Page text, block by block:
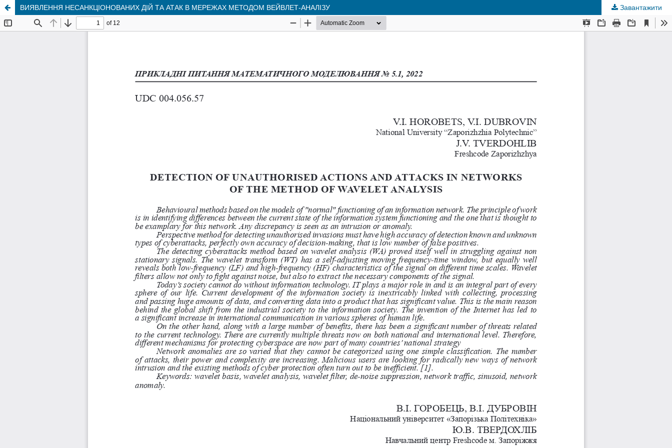
ВИЯВЛЕННЯ НЕСАНКЦІОНОВАНИХ ДІЙ ТА АТАК В МЕРЕЖАХ МЕТОДОМ ВЕЙВЛЕТ-АНАЛІЗУ Завантажити